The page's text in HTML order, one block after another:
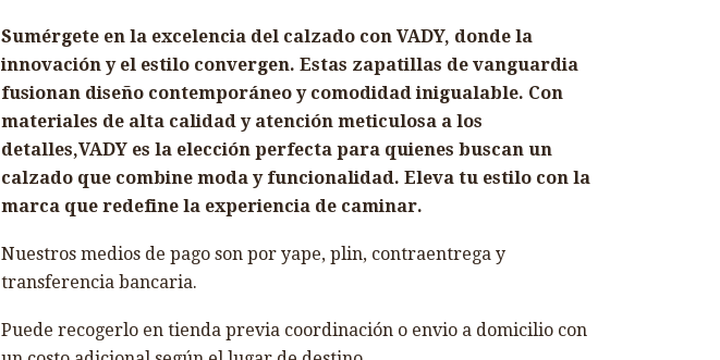
a
d
Sumérgete en la excelencia del calzado con VADY, donde la
innovación y el estilo convergen. Estas zapatillas de vanguardia
fusionan diseño contemporáneo y comodidad inigualable. Con
materiales de alta calidad y atención meticulosa a los
detalles,VADY es la elección perfecta para quienes buscan un
calzado que combine moda y funcionalidad. Eleva tu estilo con la
marca que redefine la experiencia de caminar.
Nuestros medios de pago son por yape, plin, contraentrega y
transferencia bancaria.
Puede recogerlo en tienda previa coordinación o envio a domicilio con